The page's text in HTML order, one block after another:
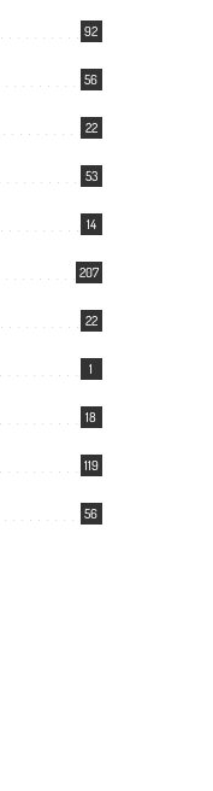
92
56
22
53
14
207
22
1
18
119
56